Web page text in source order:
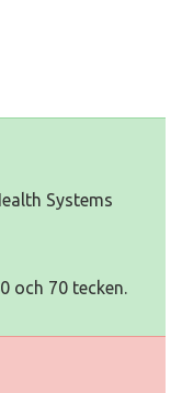
Systems
och 70 tecken.